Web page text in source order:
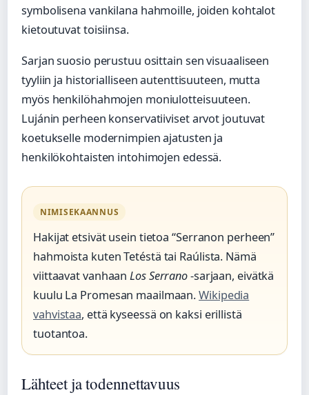
symbolisena vankilana hahmoille, joiden kohtalot
kietoutuvat toisiinsa.
Sarjan suosio perustuu osittain sen visuaaliseen
tyyliin ja historialliseen autenttisuuteen, mutta
myös henkilöhahmojen moniulotteisuuteen.
Lujánin perheen konservatiiviset arvot joutuvat
koetukselle modernimpien ajatusten ja
henkilökohtaisten intohimojen edessä.
NIMISEKAANNUS
Hakijat etsivät usein tietoa “Serranon perheen”
hahmoista kuten Tetéstä tai Raúlista. Nämä
viittaavat vanhaanLos Serrano-sarjaan, eivätkä
kuulu La Promesan maailmaan.Wikipedia
vahvistaa, että kyseessä on kaksi erillistä
tuotantoa.
Lähteet ja todennettavuus